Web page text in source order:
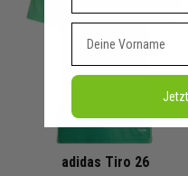
adidas Tiro 26
Vorname